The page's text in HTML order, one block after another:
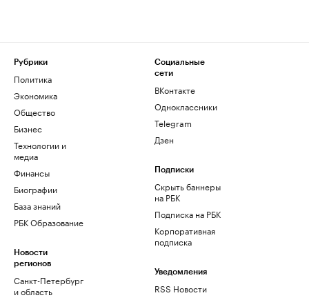
Рубрики
Политика
Экономика
Общество
Бизнес
Технологии и
медиа
Финансы
Биографии
База знаний
РБК Образование
Новости
регионов
Санкт-Петербург
и область
Социальные
сети
ВКонтакте
Одноклассники
Telegram
Дзен
Подписки
Скрыть баннеры
на РБК
Подписка на РБК
Корпоративная
подписка
Уведомления
RSS Новости